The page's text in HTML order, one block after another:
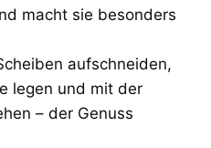
macht sie besonders
aufschneiden,
legen und mit der
– der Genuss